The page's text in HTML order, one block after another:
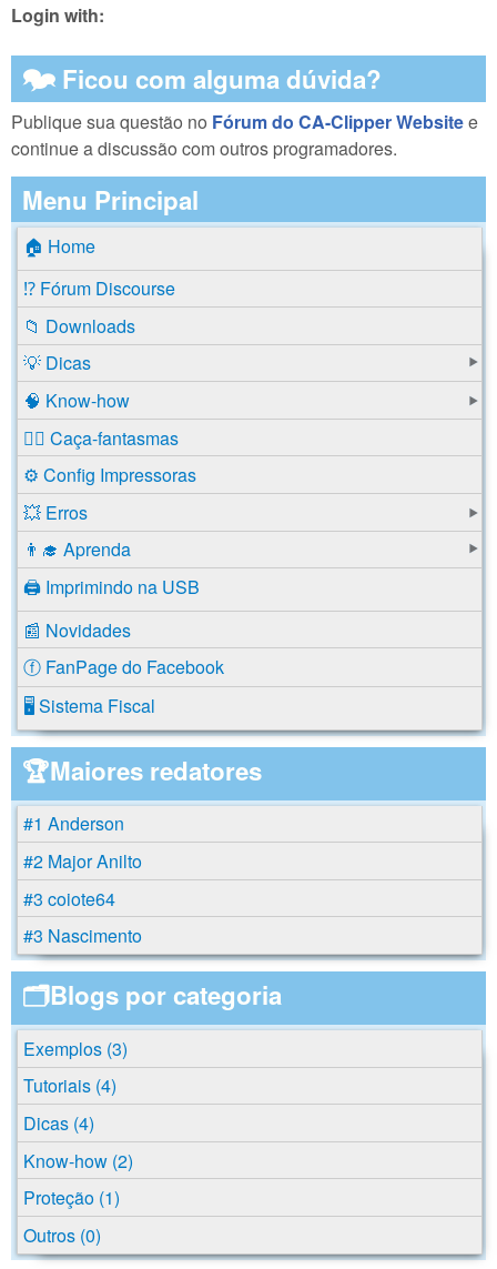
Login with:
🗫 Ficou com alguma dúvida?
Publique sua questão no Fórum do CA-Clipper Websitee
continue a discussão com outros programadores.
Menu Principal
🏠 Home
⁉️ Fórum Discourse
📁 Downloads
💡 Dicas
🧠 Know-how
🕵️‍♂️ Caça-fantasmas
⚙️ Config Impressoras
💥 Erros
👨‍🎓 Aprenda
🖨️ Imprimindo na USB
📰 Novidades
ⓕ FanPage do Facebook
🖥️ Sistema Fiscal
🏆Maiores redatores
#1 Anderson
#2 Major Anilto
#3 coiote64
#3 Nascimento
🗂️Blogs por categoria
Exemplos (3)
Tutoriais (4)
Dicas (4)
Know-how (2)
Proteção (1)
Outros (0)